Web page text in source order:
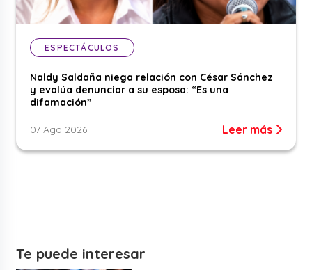
ESPECTÁCULOS
Naldy Saldaña niega relación con César Sánchez
y evalúa denunciar a su esposa: “Es una
difamación”
07 Ago 2026 Leer más
Te puede interesar